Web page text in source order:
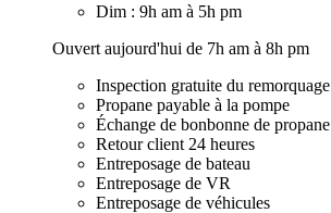
Dim : 9h am à 5h pm
Ouvert aujourd'hui de 7h am à 8h pm
Inspection gratuite du remorquage
Propane payable à la pompe
Échange de bonbonne de propane
Retour client 24 heures
Entreposage de bateau
Entreposage de VR
Entreposage de véhicules